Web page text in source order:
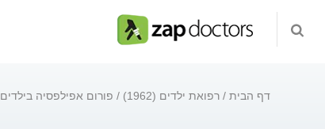
דף הבית רפואת ילדים (1962) פורום אפילפסיה בילדים